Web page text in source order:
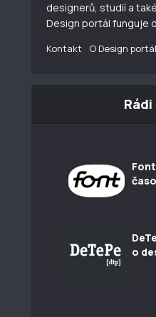
designerů, studií a
Design portál funguje
Kontakt O Design
o